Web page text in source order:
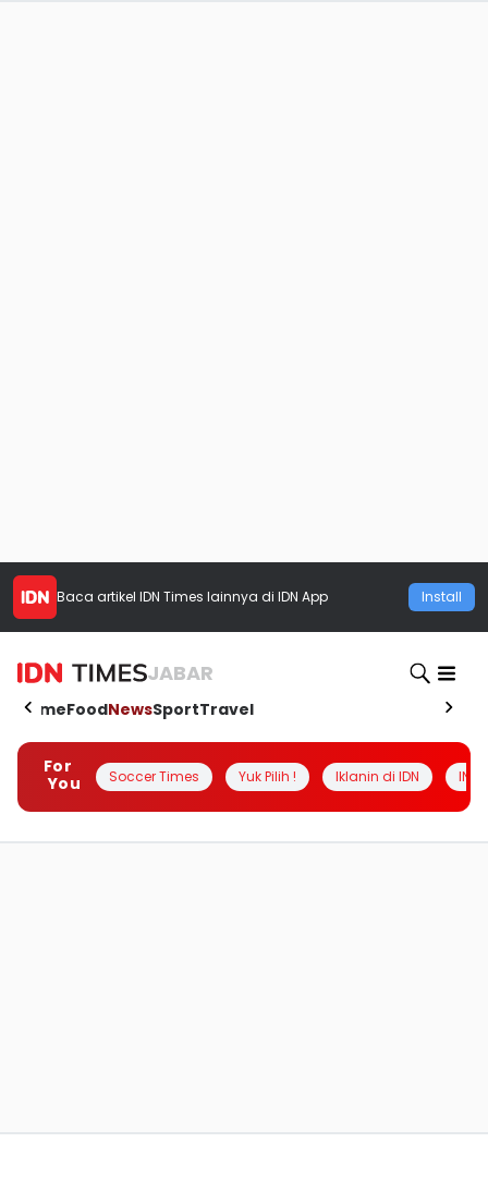
Baca artikel IDN Times lainnya di IDN App Install
JABAR
HomeFoodNewsSportTravel
For
You
Soccer Times Yuk Pilih ! Iklanin di IDN